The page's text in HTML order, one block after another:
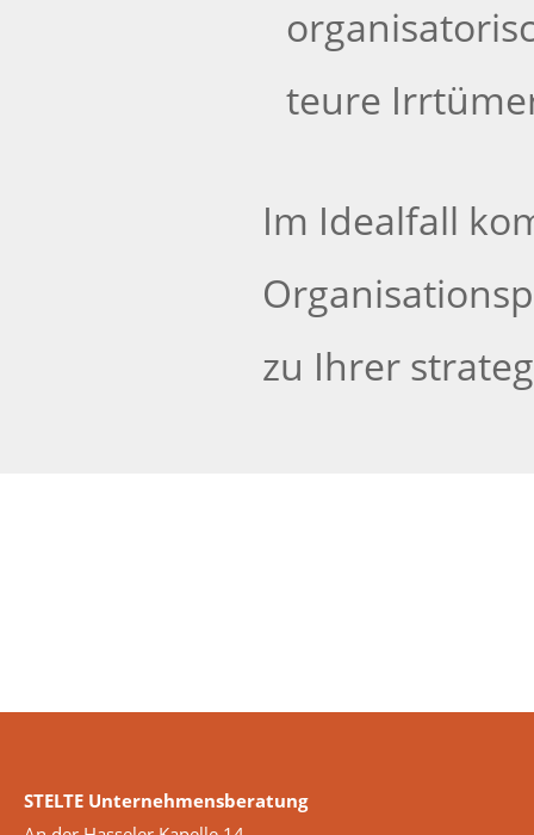
teure
Im Idealfall
zu Ihrer
STELTE Unternehmensberatung